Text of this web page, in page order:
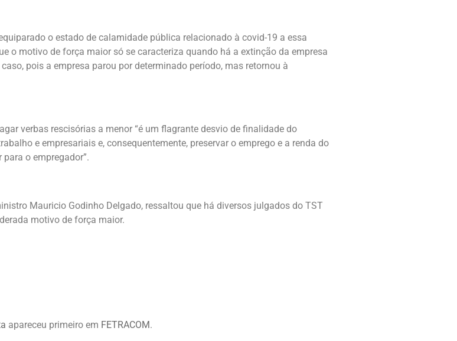
o estado de calamidade pública relacionado à covid-19 a essa
o motivo de força maior só se caracteriza quando há a extinção da empresa
pois a empresa parou por determinado período, mas retornou à
verbas rescisórias a menor “é um flagrante desvio de finalidade do
e empresariais e, consequentemente, preservar o emprego e a renda do
o empregador”.
Mauricio Godinho Delgado, ressaltou que há diversos julgados do TST
motivo de força maior.
apareceu primeiro em FETRACOM.